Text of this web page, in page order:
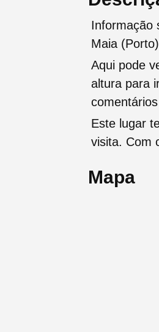
Informação
Maia (Porto)
Aqui pode
altura para
Este lugar
visita. Com
Mapa